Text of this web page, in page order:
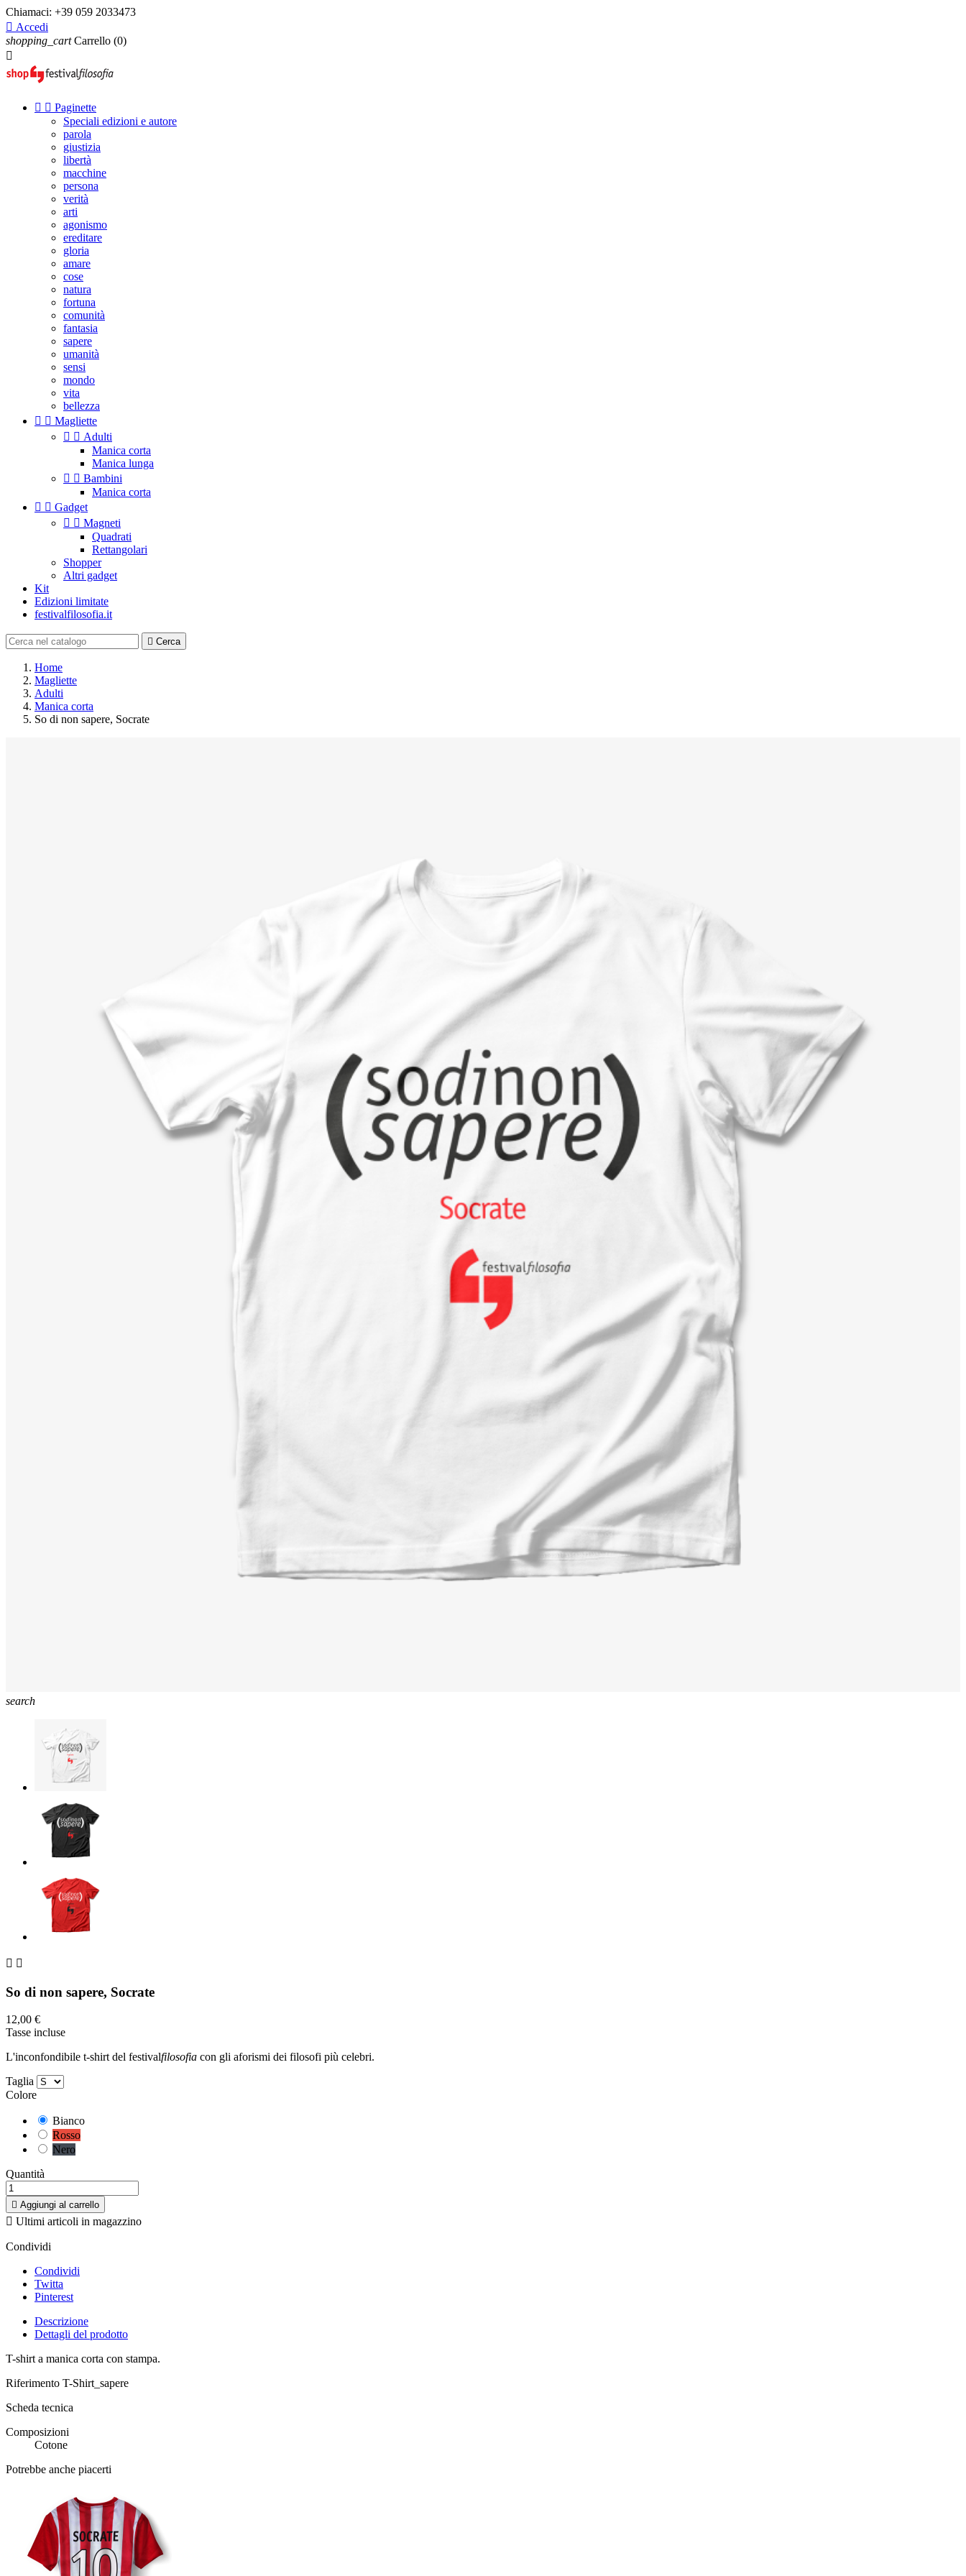
Chiamaci: +39 059 2033473
 Accedi
shopping_cart Carrello (0)

  Paginette
Speciali edizioni e autore
parola
giustizia
libertà
macchine
persona
verità
arti
agonismo
ereditare
gloria
amare
cose
natura
fortuna
comunità
fantasia
sapere
umanità
sensi
mondo
vita
bellezza
  Magliette
  Adulti
Manica corta
Manica lunga
  Bambini
Manica corta
  Gadget
  Magneti
Quadrati
Rettangolari
Shopper
Altri gadget
Kit
Edizioni limitate
festivalfilosofia.it
 Cerca
Home
Magliette
Adulti
Manica corta
So di non sapere, Socrate
search
 
So di non sapere, Socrate
12,00 €
Tasse incluse
L'inconfondibile t-shirt del festivalfilosofia con gli aforismi dei filosofi più celebri.
Taglia
Colore
Bianco
Rosso
Nero
Quantità
 Aggiungi al carrello
 Ultimi articoli in magazzino
Condividi
Condividi
Twitta
Pinterest
Descrizione
Dettagli del prodotto
T-shirt a manica corta con stampa.
Riferimento T-Shirt_sapere
Scheda tecnica
Composizioni
Cotone
Potrebbe anche piacerti